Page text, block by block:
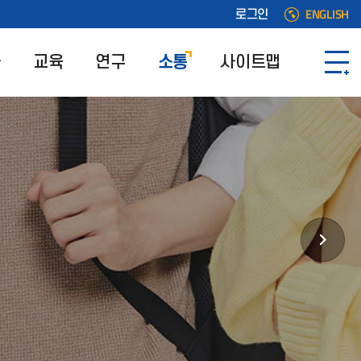
로그인 ENGLISH
교육 연구 소통 사이트맵